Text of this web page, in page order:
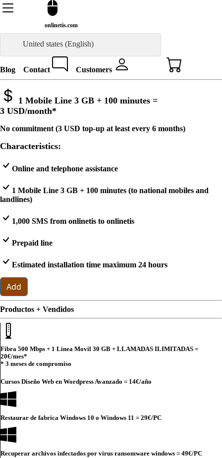
onlinetis.com
United states (English)
Blog Contact Customers
1 Mobile Line 3 GB + 100 minutes =
3 USD/month*
No commitment (3 USD top-up at least every 6 months)
Characteristics:
Online and telephone assistance
1 Mobile Line 3 GB + 100 minutes (to national mobiles and
landlines)
1,000 SMS from onlinetis to onlinetis
Prepaid line
Estimated installation time maximum 24 hours
Add
Productos + Vendidos
Fibra 500 Mbps + 1 Linea Movil 30 GB + LLAMADAS ILIMITADAS =
20€/mes*
* 3 meses de compromiso
Cursos Diseño Web en Wordpress Avanzado = 14€/año
Restaurar de fabrica Windows 10 o Windows 11 = 29€/PC
Recuperar archivos infectados por virus ransomware windows = 49€/PC